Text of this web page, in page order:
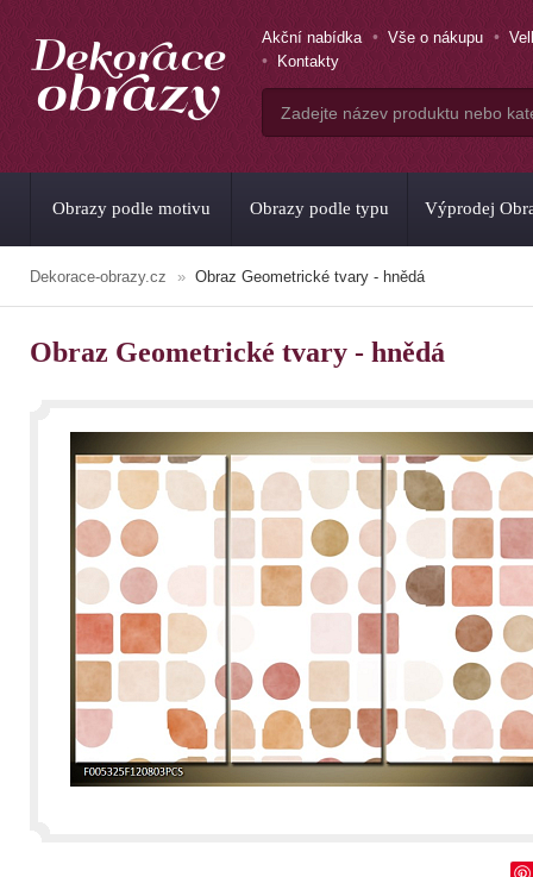
Akční nabídka Vše o nákupu
Kontakty
Obrazy podle motivu Obrazy podle typu Výprodej
Dekorace-obrazy.cz Obraz Geometrické tvary - hnědá
Obraz Geometrické tvary - hnědá